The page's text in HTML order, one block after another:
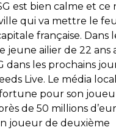
est bien calme et ce
qui va mettre le
française. Dans
ailier de 22 ans
dans les prochains
Live. Le média
pour son
de 50 millions
joueur de deuxième